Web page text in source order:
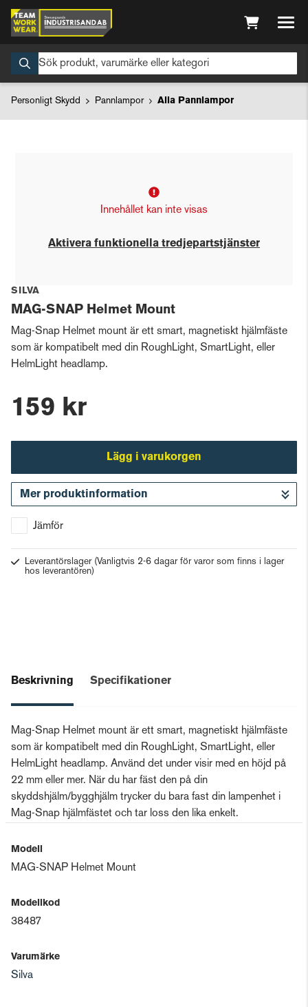
Personligt Skydd Pannlampor Alla Pannlampor
Innehållet kan inte visas
Aktivera funktionella tredjepartstjänster
SILVA
MAG-SNAP Helmet Mount
Mag-Snap Helmet mount är ett smart, magnetiskt hjälmfäste
som är kompatibelt med din RoughLight, SmartLight, eller
HelmLight headlamp.
159 kr
Lägg i varukorgen
Mer produktinformation
Jämför
Leverantörslager (Vanligtvis 2-6 dagar för varor som finns i lager
hos leverantören)
Beskrivning Specifikationer
Mag-Snap Helmet mount är ett smart, magnetiskt hjälmfäste
som är kompatibelt med din RoughLight, SmartLight, eller
HelmLight headlamp. Använd det under visir med en höjd på
22 mm eller mer. När du har fäst den på din
skyddshjälm/bygghjälm trycker du bara fast din lampenhet i
Mag-Snap hjälmfästet och tar loss den lika enkelt.
Modell
MAG-SNAP Helmet Mount
Modellkod
38487
Varumärke
Silva